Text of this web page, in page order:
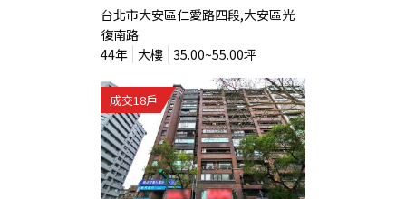
台北市大安區仁愛路四段,大安區光
復南路
44年 大樓 35.00~55.00坪
成交18戶